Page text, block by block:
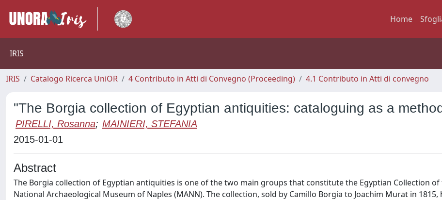
Home
IRIS
IRIS Catalogo Ricerca UniOR 4 Contributo in Atti di Convegno (Proceeding) 4.1 Contributo in Atti di convegno
"The Borgia collection of Egyptian antiquities: cataloguing as a
PIRELLI, Rosanna; MAINIERI, STEFANIA
2015-01-01
Abstract
The Borgia collection of Egyptian antiquities is one of the two main groups that constitute the Egyptian Collection of
National Archaeological Museum of Naples (MANN). The collection, sold by Camillo Borgia to Joachim Murat in 1815,